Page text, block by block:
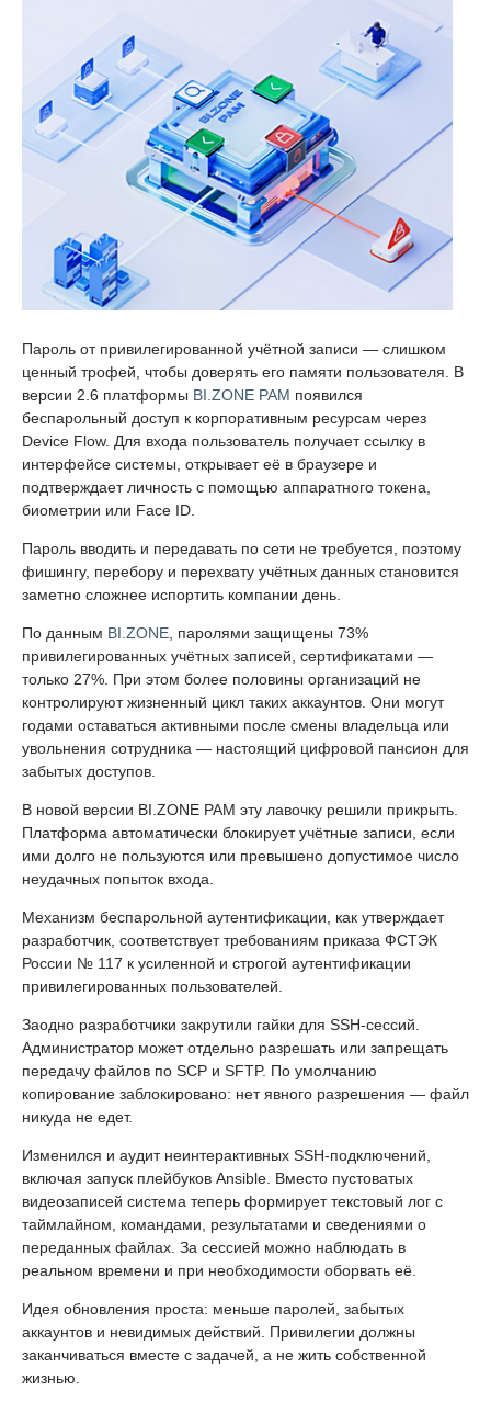
Пароль от привилегированной учётной записи — слишком
ценный трофей, чтобы доверять его памяти пользователя. В
версии 2.6 платформы BI.ZONE PAM появился
беспарольный доступ к корпоративным ресурсам через
Device Flow. Для входа пользователь получает ссылку в
интерфейсе системы, открывает её в браузере и
подтверждает личность с помощью аппаратного токена,
биометрии или Face ID.
Пароль вводить и передавать по сети не требуется, поэтому
фишингу, перебору и перехвату учётных данных становится
заметно сложнее испортить компании день.
По данным BI.ZONE, паролями защищены 73%
привилегированных учётных записей, сертификатами —
только 27%. При этом более половины организаций не
контролируют жизненный цикл таких аккаунтов. Они могут
годами оставаться активными после смены владельца или
увольнения сотрудника — настоящий цифровой пансион для
забытых доступов.
В новой версии BI.ZONE PAM эту лавочку решили прикрыть.
Платформа автоматически блокирует учётные записи, если
ими долго не пользуются или превышено допустимое число
неудачных попыток входа.
Механизм беспарольной аутентификации, как утверждает
разработчик, соответствует требованиям приказа ФСТЭК
России № 117 к усиленной и строгой аутентификации
привилегированных пользователей.
Заодно разработчики закрутили гайки для SSH-сессий.
Администратор может отдельно разрешать или запрещать
передачу файлов по SCP и SFTP. По умолчанию
копирование заблокировано: нет явного разрешения — файл
никуда не едет.
Изменился и аудит неинтерактивных SSH-подключений,
включая запуск плейбуков Ansible. Вместо пустоватых
видеозаписей система теперь формирует текстовый лог с
таймлайном, командами, результатами и сведениями о
переданных файлах. За сессией можно наблюдать в
реальном времени и при необходимости оборвать её.
Идея обновления проста: меньше паролей, забытых
аккаунтов и невидимых действий. Привилегии должны
заканчиваться вместе с задачей, а не жить собственной
жизнью.